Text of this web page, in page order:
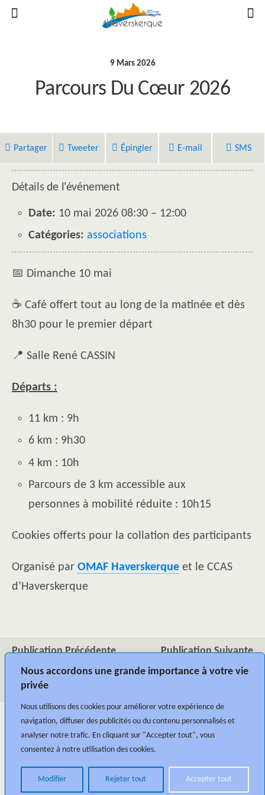
Nous accordons une grande importance à votre vie
privée
Nous utilisons des cookies pour améliorer votre expérience de
navigation, diffuser des publicités ou du contenu personnalisés et
analyser notre trafic. En cliquant sur "Accepter tout", vous
consentez à notre utilisation des cookies.
Modifier Rejeter tout Accepter tout
9 Mars 2026
Parcours Du Cœur 2026
Partager Tweeter Épingler E-mail SMS
Détails de l'événement
Date: 10 mai 2026 08:30 – 12:00
Catégories: associations
📅 Dimanche 10 mai
☕ Café offert tout au long de la matinée et dès
8h30 pour le premier départ
📍 Salle René CASSIN
Départs :
11 km : 9h
6 km : 9h30
4 km : 10h
Parcours de 3 km accessible aux
personnes à mobilité réduite : 10h15
Cookies offerts pour la collation des participants
Organisé par OMAF Haverskerque et le CCAS
d’Haverskerque
Publication Précédente
"Sur Un Air D'intervilles"
Publication Suivante
Spectacle FUSION 3 Par